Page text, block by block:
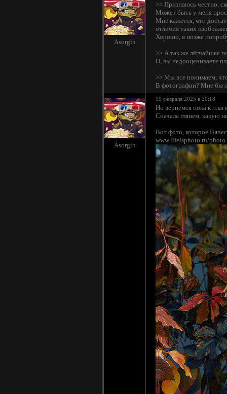
Asorgin
>> Признаюсь честно,
Может быть у меня
Мне кажется, что
отличия таких
Хорошо, я позже
>> А так же лёгчайшее
О, вы недооцениваете
>> Мы все понимаем,
В фотографии? Мне бы
Asorgin
19 февраля 2025 в 20:18
Но вернемся пока к
Сначала глянем, какую
Вот фото, которое
www.lifeisphoto.ru/